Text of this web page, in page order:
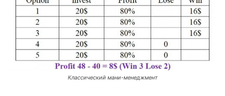
Классический мани-менеджмент